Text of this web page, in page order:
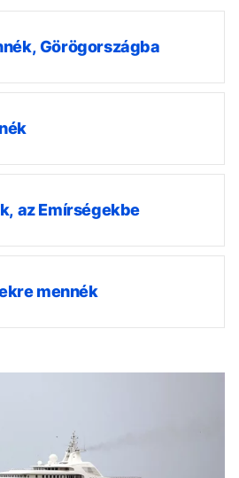
Görögországba
az Emírségekbe
mennék